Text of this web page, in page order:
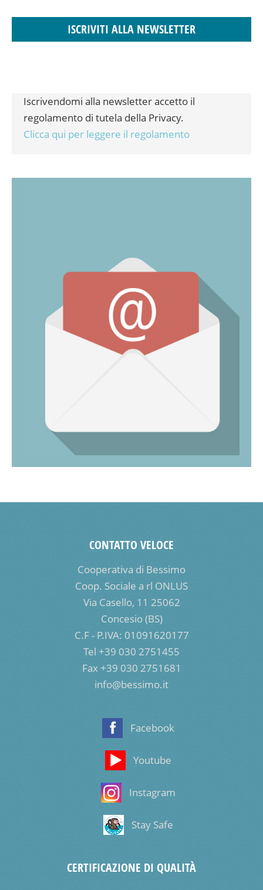
ISCRIVITI ALLA NEWSLETTER
Iscrivendomi alla newsletter accetto il
regolamento di tutela della Privacy.
Clicca qui per leggere il regolamento
CONTATTO VELOCE
Cooperativa di Bessimo
Coop. Sociale a rl ONLUS
Via Casello, 11 25062
Concesio (BS)
C.F - P.IVA: 01091620177
Tel +39 030 2751455
Fax +39 030 2751681
info@bessimo.it
Facebook
Youtube
Instagram
Stay Safe
CERTIFICAZIONE DI QUALITÀ